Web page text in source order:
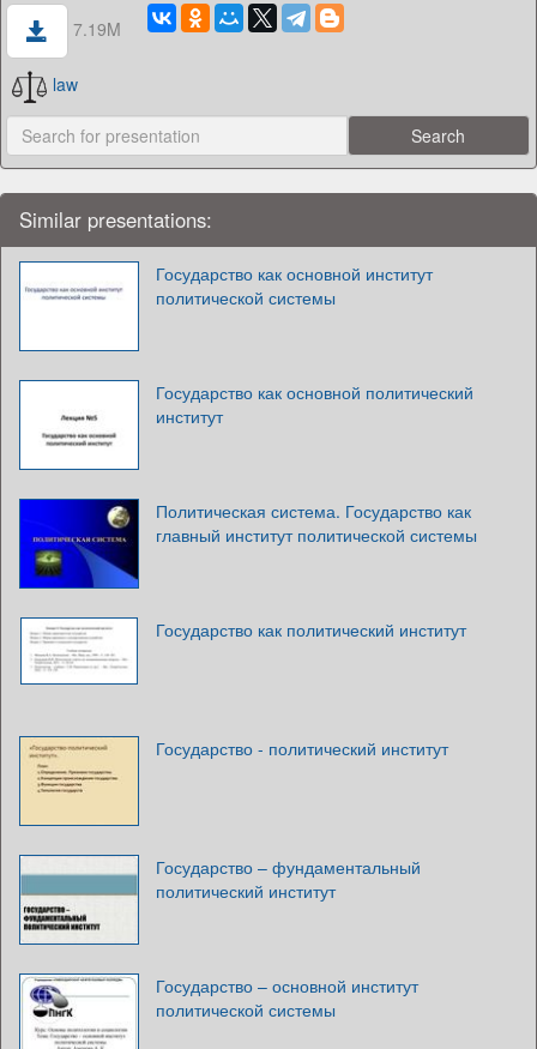
7.19M
law
Similar presentations:
Государство как основной институт
политической системы
Государство как основной политический
институт
Политическая система. Государство как
главный институт политической системы
Государство как политический институт
Государство - политический институт
Государство – фундаментальный
политический институт
Государство – основной институт
политической системы